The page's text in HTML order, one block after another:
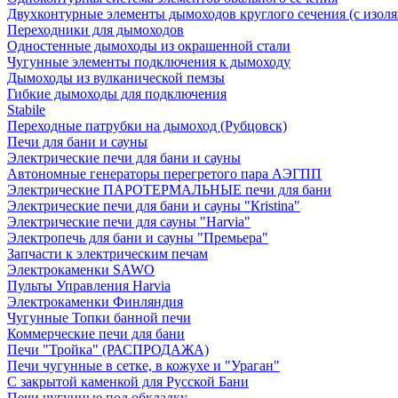
Двухконтурные элементы дымоходов круглого сечения (с
Переходники для дымоходов
Одностенные дымоходы из окрашенной стали
Чугунные элементы подключения к дымоходу
Дымоходы из вулканической пемзы
Гибкие дымоходы для подключения
Stabile
Переходные патрубки на дымоход (Рубцовск)
Печи для бани и сауны
Электрические печи для бани и сауны
Автономные генераторы перегретого пара АЭГПП
Электрические ПАРОТЕРМАЛЬНЫЕ печи для бани
Электрические печи для бани и сауны "Кristina"
Электрические печи для сауны "Harvia"
Электропечь для бани и сауны "Премьера"
Запчасти к электрическим печам
Электрокаменки SAWO
Пульты Управления Harvia
Электрокаменки Финляндия
Чугунные Топки банной печи
Коммерческие печи для бани
Печи "Тройка" (РАСПРОДАЖА)
Печи чугунные в сетке, в кожухе и "Ураган"
С закрытой каменкой для Русской Бани